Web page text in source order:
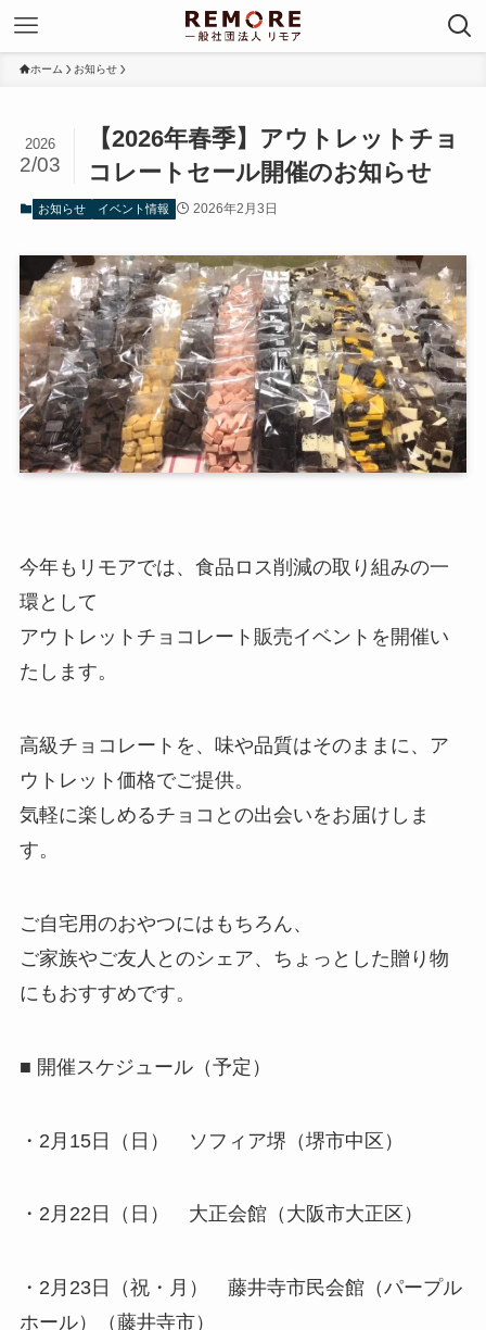
ホーム お知らせ
【2026年春季】アウトレットチョ
コレートセール開催のお知らせ
2026
2/03
お知らせ イベント情報 2026年2月3日
今年もリモアでは、食品ロス削減の取り組みの一
環として
アウトレットチョコレート販売イベントを開催い
たします。
高級チョコレートを、味や品質はそのままに、ア
ウトレット価格でご提供。
気軽に楽しめるチョコとの出会いをお届けしま
す。
ご自宅用のおやつにはもちろん、
ご家族やご友人とのシェア、ちょっとした贈り物
にもおすすめです。
■ 開催スケジュール（予定）
・2月15日（日） ソフィア堺（堺市中区）
・2月22日（日） 大正会館（大阪市大正区）
・2月23日（祝・月） 藤井寺市民会館（パープル
ホール）（藤井寺市）